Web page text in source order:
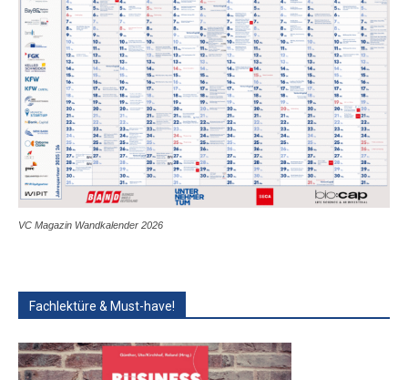
VC Magazin Wandkalender 2026
Fachlektüre & Must-have!